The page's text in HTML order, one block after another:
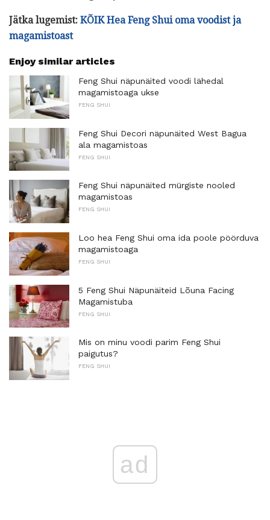
Jätka lugemist: KÕIK Hea Feng Shui oma voodist ja
magamistoast
Enjoy similar articles
Feng Shui näpunäited voodi lähedal
magamistoaga ukse
FENG SHUI
Feng Shui Decori näpunäited West Bagua
ala magamistoas
FENG SHUI
Feng Shui näpunäited mürgiste nooled
magamistoas
FENG SHUI
Loo hea Feng Shui oma ida poole pöörduva
magamistoaga
FENG SHUI
5 Feng Shui Näpunäiteid Lõuna Facing
Magamistuba
FENG SHUI
Mis on minu voodi parim Feng Shui
paigutus?
FENG SHUI
ad